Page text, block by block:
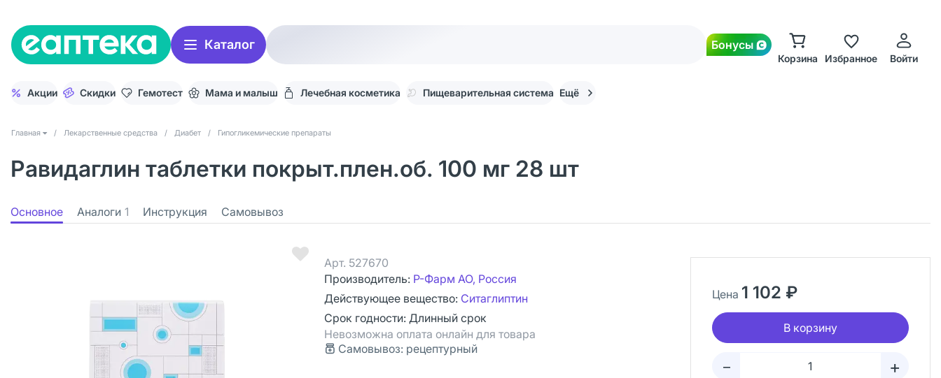
Каталог Бонусы
Корзина Избранное Войти
Акции Скидки Гемотест Мама и малыш Лечебная косметика Пищеварительная система Ещё
Главная / Лекарственные средства / Диабет / Гипогликемические препараты
Равидаглин таблетки покрыт.плен.об. 100 мг 28 шт
Основное Аналоги 1 Инструкция Самовывоз
Арт. 527670
Производитель: Р-Фарм АО, Россия
Действующее вещество: Ситаглиптин
Срок годности: Длинный срок
Невозможна оплата онлайн для товара
Самовывоз: рецептурный
Цена 1 102 ₽
В корзину
– +